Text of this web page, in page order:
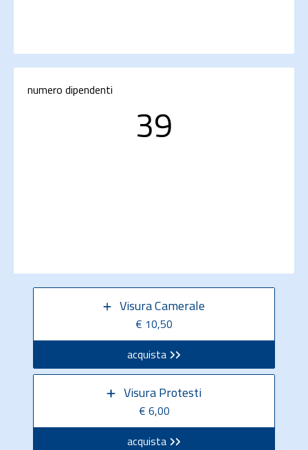
numero dipendenti
39
Visura Camerale
€ 10,50
acquista
Visura Protesti
€ 6,00
acquista